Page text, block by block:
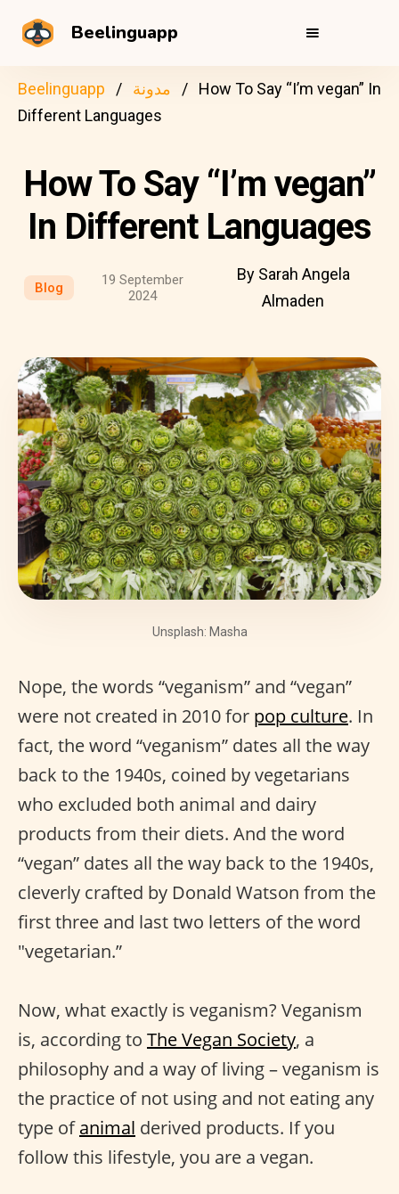
Beelinguapp
Beelinguapp مدونة
How To Say “I’m vegan” In
Different Languages
How To Say “I’m vegan”
In Different Languages
Blog
19 September
2024
By Sarah Angela
Almaden
Unsplash: Masha
Nope, the words “veganism” and “vegan”
were not created in 2010 for pop culture. In
fact, the word “veganism” dates all the way
back to the 1940s, coined by vegetarians
who excluded both animal and dairy
products from their diets. And the word
“vegan” dates all the way back to the 1940s,
cleverly crafted by Donald Watson from the
first three and last two letters of the word
"vegetarian.”
Now, what exactly is veganism? Veganism
is, according to The Vegan Society, a
philosophy and a way of living – veganism is
the practice of not using and not eating any
type ofanimal derived products. If you
follow this lifestyle, you are a vegan.